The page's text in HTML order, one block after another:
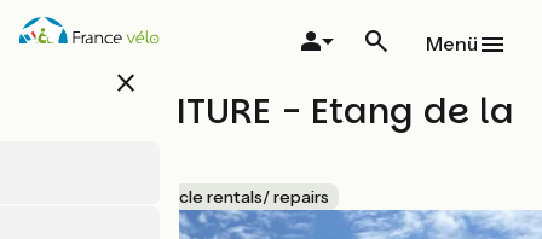
Direkt
zum
close
Menü
BSN AVENTURE - Etang de la
Bicycle rentals/ repairs